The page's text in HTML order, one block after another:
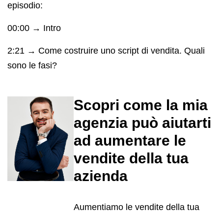
episodio:
00:00 → Intro
2:21 → Come costruire uno script di vendita. Quali
sono le fasi?
Scopri come la mia
agenzia può aiutarti
ad aumentare le
vendite della tua
azienda
Aumentiamo le vendite della tua